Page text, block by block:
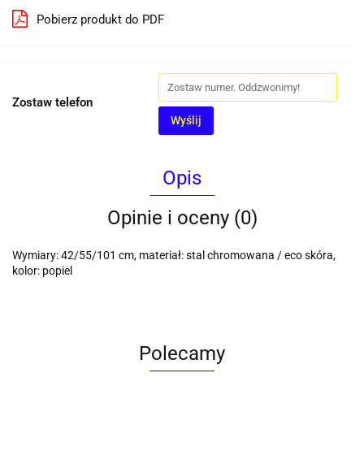
Pobierz produkt do PDF
Zostaw telefon
Wyślij
Opis
Opinie i oceny (0)
Wymiary: 42/55/101 cm, materiał: stal chromowana / eco skóra,
kolor: popiel
Polecamy